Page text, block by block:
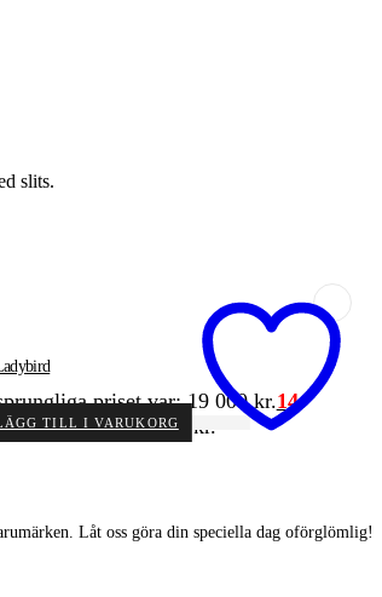
slits.
TILL I VARUKORG
priset var: 19 000 kr.14
priset är: 14 000 kr.
Låt oss göra din speciella dag oförglömlig!